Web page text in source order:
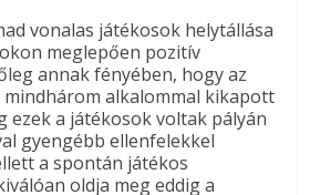
vonalas játékosok helytállása
meglepően pozitív
annak fényében, hogy az
mindhárom alkalommal kikapott
ezek a játékosok voltak pályán
gyengébb ellenfelekkel
a spontán játékos
oldja meg eddig a